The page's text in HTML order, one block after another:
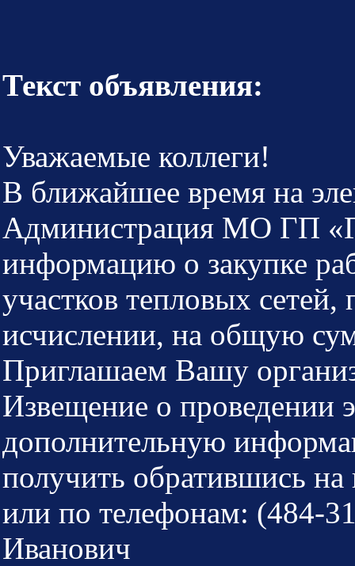
Текст объявления:
Уважаемые коллеги!
В ближайшее время на
Администрация МО ГП
информацию о закупке
участков тепловых
исчислении, на общую
Приглашаем Вашу
Извещение о проведении
дополнительную
получить обратившись
или по телефонам: (484-
Иванович